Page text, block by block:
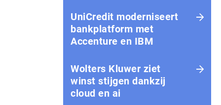
UniCredit moderniseert
bankplatform met
Accenture en IBM
Wolters Kluwer ziet
winst stijgen dankzij
cloud en ai